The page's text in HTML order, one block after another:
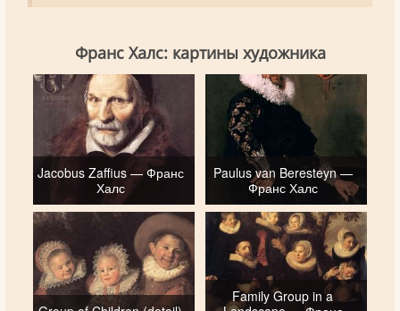
Франс Халс: картины художника
Jacobus Zaffius — Франс
Халс
Paulus van Beresteyn —
Франс Халс
Family Group in a